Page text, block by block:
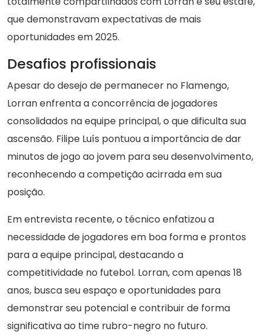
que demonstravam expectativas de mais
oportunidades em 2025.
Desafios profissionais
Apesar do desejo de permanecer no Flamengo,
Lorran enfrenta a concorrência de jogadores
consolidados na equipe principal, o que dificulta sua
ascensão. Filipe Luís pontuou a importância de dar
minutos de jogo ao jovem para seu desenvolvimento,
reconhecendo a competição acirrada em sua
posição.
Em entrevista recente, o técnico enfatizou a
necessidade de jogadores em boa forma e prontos
para a equipe principal, destacando a
competitividade no futebol. Lorran, com apenas 18
anos, busca seu espaço e oportunidades para
demonstrar seu potencial e contribuir de forma
significativa ao time rubro-negro no futuro.